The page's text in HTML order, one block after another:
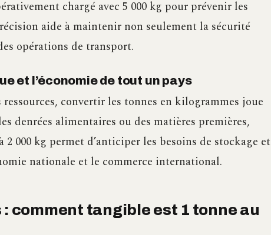
chargé avec 5 000 kg pour prévenir les
aide à maintenir non seulement la sécurité
opérations de transport.
et l’économie de tout un pays
convertir les tonnes en kilogrammes joue
denrées alimentaires ou des matières premières,
000 kg permet d’anticiper les besoins de stockage et
nationale et le commerce international.
comment tangible est 1 tonne au